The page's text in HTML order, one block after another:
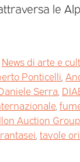
le
News di arte e
Ponticelli ,
Serra
,
Auction Group
tavole